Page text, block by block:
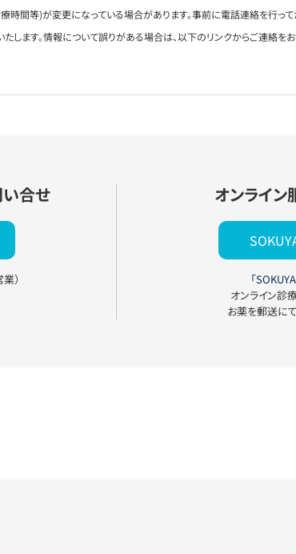
時間等)が変更になっている場合があります。事前に電話連絡を行っ
します。情報について誤りがある場合は、以下のリンクからご連絡を
合せ
）
オンライ
「
オンライン診
お薬を郵送に